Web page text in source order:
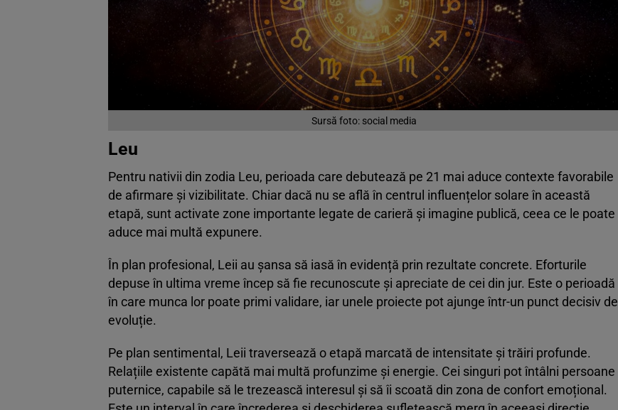
Sursă foto: social media
Leu
Pentru nativii din zodia Leu, perioada care debutează pe 21 mai aduce contexte favorabile
de afirmare și vizibilitate. Chiar dacă nu se află în centrul influențelor solare în această
etapă, sunt activate zone importante legate de carieră și imagine publică, ceea ce le poate
aduce mai multă expunere.
În plan profesional, Leii au șansa să iasă în evidență prin rezultate concrete. Eforturile
depuse în ultima vreme încep să fie recunoscute și apreciate de cei din jur. Este o perioadă
în care munca lor poate primi validare, iar unele proiecte pot ajunge într-un punct decisiv de
evoluție.
Pe plan sentimental, Leii traversează o etapă marcată de intensitate și trăiri profunde.
Relațiile existente capătă mai multă profunzime și energie. Cei singuri pot întâlni persoane
puternice, capabile să le trezească interesul și să îi scoată din zona de confort emoțional.